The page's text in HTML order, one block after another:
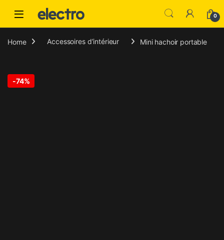
0
Home Accessoires d’intérieur Mini hachoir portable
-74%